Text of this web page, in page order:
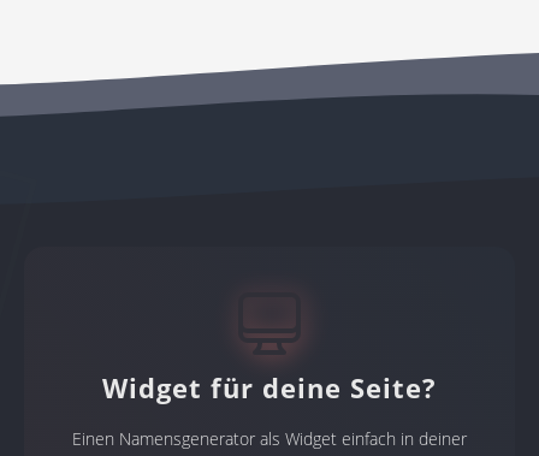
Widget für deine Seite?
Einen Namensgenerator als Widget einfach in deiner